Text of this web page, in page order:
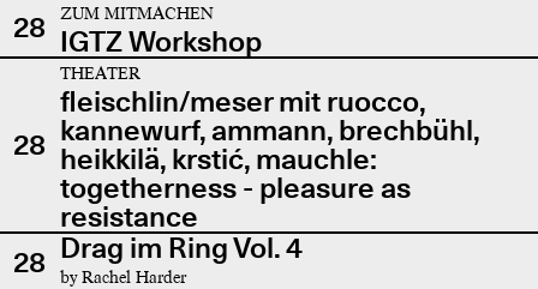
28
ZUM MITMACHEN
IGTZ Workshop
28
THEATER
fleischlin/meser mit ruocco,
kannewurf, ammann, brechbühl,
heikkilä, krstić, mauchle:
togetherness - pleasure as
resistance
28 Drag im Ring Vol. 4
by Rachel Harder